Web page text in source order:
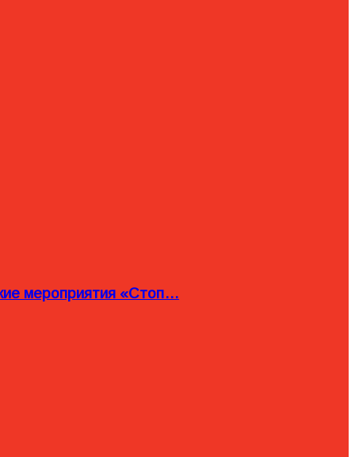
мероприятия «Стоп…